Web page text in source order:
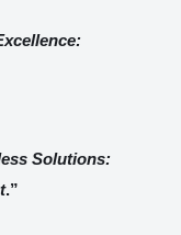
Solutions:
.”